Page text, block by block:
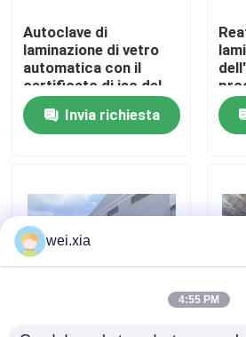
Visita alla fabbrica
Controllo della qualità
Notizie
Casi
Autoclave di
laminazione di vetro
automatica con il
certificato di iso del
bollo di ASME U o il
certificato del CE
Invia richiesta
3D,
wei.xia
4:55 PM